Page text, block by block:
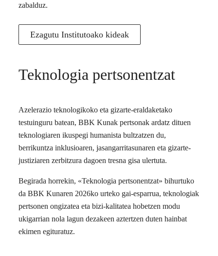
zabalduz.
Ezagutu Institutoako kideak
Teknologia pertsonentzat
Azelerazio teknologikoko eta gizarte-eraldaketako
testuinguru batean, BBK Kunak pertsonak ardatz dituen
teknologiaren ikuspegi humanista bultzatzen du,
berrikuntza inklusioaren, jasangarritasunaren eta gizarte-
justiziaren zerbitzura dagoen tresna gisa ulertuta.
Begirada horrekin, «Teknologia pertsonentzat» bihurtuko
da BBK Kunaren 2026ko urteko gai-esparrua, teknologiak
pertsonen ongizatea eta bizi-kalitatea hobetzen modu
ukigarrian nola lagun dezakeen aztertzen duten hainbat
ekimen egituratuz.